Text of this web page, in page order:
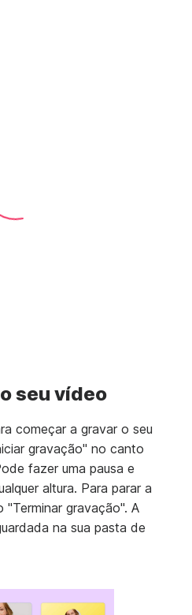
seu vídeo
começar a gravar o seu
gravação" no canto
fazer uma pausa e
altura. Para parar a
gravação". A
na sua pasta de